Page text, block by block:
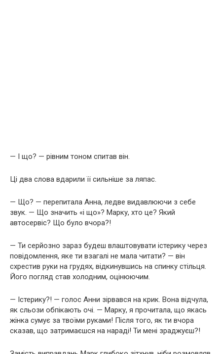
— І що? — рівним тоном спитав він.
Ці два слова вдарили її сильніше за ляпас.
— Що? — перепитала Анна, ледве видавлюючи з себе
звук. — Що значить «і що»? Марку, хто це? Який
автосервіс? Що було вчора?!
— Ти серйозно зараз будеш влаштовувати істерику через
повідомлення, яке ти взагалі не мала читати? — він
схрестив руки на грудях, відкинувшись на спинку стільця.
Його погляд став холодним, оцінюючим.
— Істерику?! — голос Анни зірвався на крик. Вона відчула,
як сльози обпікають очі. — Марку, я прочитала, що якась
жінка сумує за твоїми руками! Після того, як ти вчора
сказав, що затримаєшся на нараді! Ти мені зраджуєш?!